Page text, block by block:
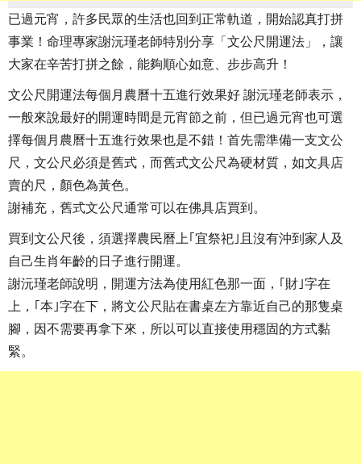
已過元宵，許多民眾的生活也回到正常軌道，開始認真打拼
事業！命理專家謝沅瑾老師特別分享「文公尺開運法」，讓
大家在辛苦打拼之餘，能夠順心如意、步步高升！
文公尺開運法每個月農曆十五進行效果好 謝沅瑾老師表示，
一般來說最好的開運時間是元宵節之前，但已過元宵也可選
擇每個月農曆十五進行效果也是不錯！首先需準備一支文公
尺，文公尺必須是舊式，而舊式文公尺為硬材質，如文具店
賣的尺，顏色為黃色。
謝補充，舊式文公尺通常可以在佛具店買到。
買到文公尺後，須選擇農民曆上｢宜祭祀｣且沒有沖到家人及
自己生肖年齡的日子進行開運。
謝沅瑾老師說明，開運方法為使用紅色那一面，｢財｣字在
上，｢本｣字在下，將文公尺貼在書桌左方靠近自己的那隻桌
腳，因不需要再拿下來，所以可以直接使用穩固的方式黏
緊。